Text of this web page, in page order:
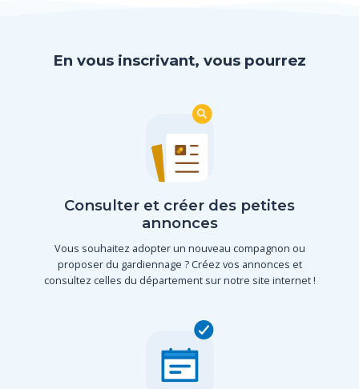
En vous inscrivant, vous pourrez
Consulter et créer des petites
annonces
Vous souhaitez adopter un nouveau compagnon ou
proposer du gardiennage ? Créez vos annonces et
consultez celles du département sur notre site internet !